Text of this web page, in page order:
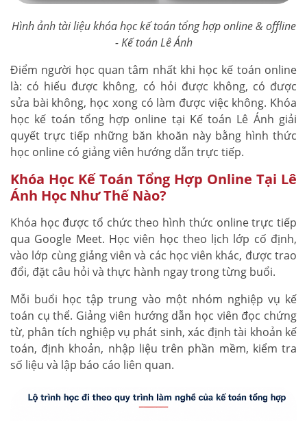
Hình ảnh tài liệu khóa học kế toán tổng hợp online & offline
- Kế toán Lê Ánh
Điểm người học quan tâm nhất khi học kế toán online
là: có hiểu được không, có hỏi được không, có được
sửa bài không, học xong có làm được việc không. Khóa
học kế toán tổng hợp online tại Kế toán Lê Ánh giải
quyết trực tiếp những băn khoăn này bằng hình thức
học online có giảng viên hướng dẫn trực tiếp.
Khóa Học Kế Toán Tổng Hợp Online Tại Lê
Ánh Học Như Thế Nào?
Khóa học được tổ chức theo hình thức online trực tiếp
qua Google Meet. Học viên học theo lịch lớp cố định,
vào lớp cùng giảng viên và các học viên khác, được trao
đổi, đặt câu hỏi và thực hành ngay trong từng buổi.
Mỗi buổi học tập trung vào một nhóm nghiệp vụ kế
toán cụ thể. Giảng viên hướng dẫn học viên đọc chứng
từ, phân tích nghiệp vụ phát sinh, xác định tài khoản kế
toán, định khoản, nhập liệu trên phần mềm, kiểm tra
số liệu và lập báo cáo liên quan.